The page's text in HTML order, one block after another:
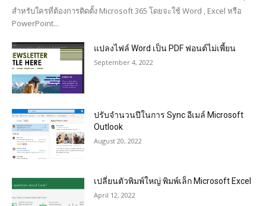
สำหรับใครที่ต้องการติดตั้ง Microsoft 365 โดยจะใช้ Word , Excel หรือ
PowerPoint...
แปลงไฟล์ Word เป็น PDF ฟอนต์ไม่เพี้ยน
September 4, 2022
ปรับจำนวนปีในการ Sync อีเมล์ Microsoft
Outlook
August 20, 2022
เปลี่ยนตัวพิมพ์ใหญ่ พิมพ์เล็ก Microsoft Excel
April 12, 2022